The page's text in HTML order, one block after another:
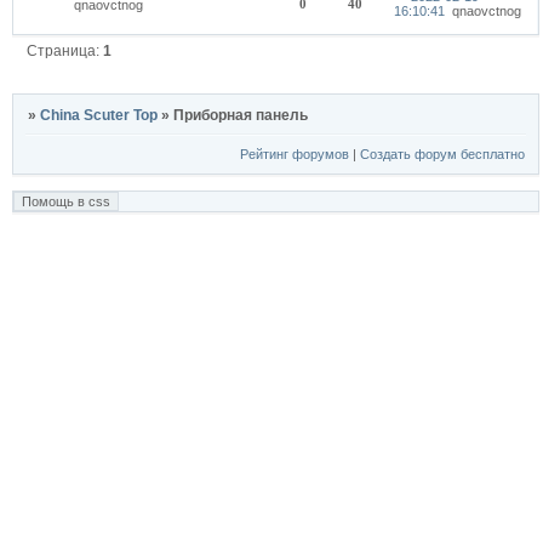
qnaovctnog
0 40
16:10:41
qnaovctnog
Страница:1
»China Scuter Top » Приборная панель
Рейтинг форумов| Создать форум бесплатно